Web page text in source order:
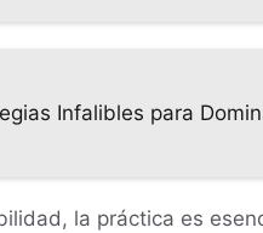
Infalibles para
la práctica es